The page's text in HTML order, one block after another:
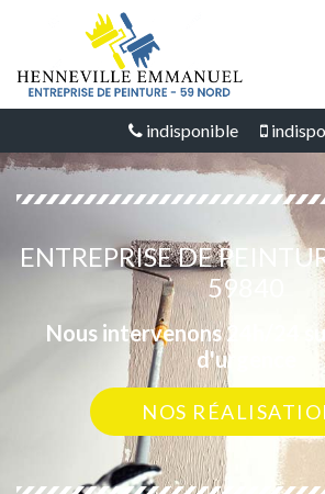
indisponible
ENTREPRISE DE
59840
Nous intervenons 24h/24
d'urgence
NOS